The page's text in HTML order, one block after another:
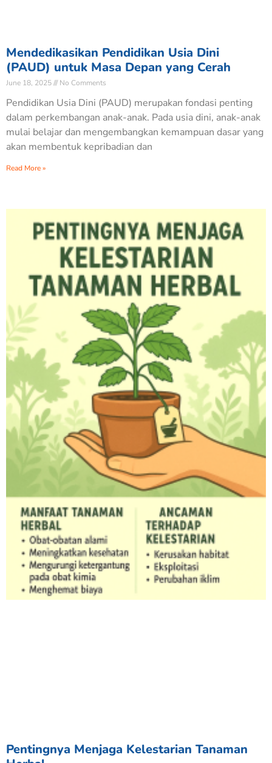
Mendedikasikan Pendidikan Usia Dini
(PAUD) untuk Masa Depan yang Cerah
June 18, 2025 No Comments
Pendidikan Usia Dini (PAUD) merupakan fondasi penting
dalam perkembangan anak-anak. Pada usia dini, anak-anak
mulai belajar dan mengembangkan kemampuan dasar yang
akan membentuk kepribadian dan
Read More »
Pentingnya Menjaga Kelestarian Tanaman